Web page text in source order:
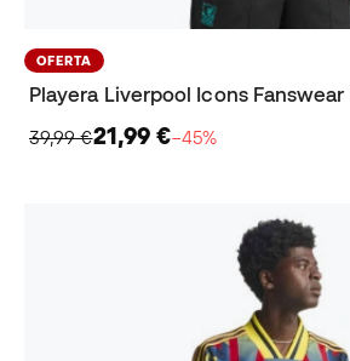
OFERTA
Playera Liverpool Icons Fanswear
39,99 €21,99 €−45%